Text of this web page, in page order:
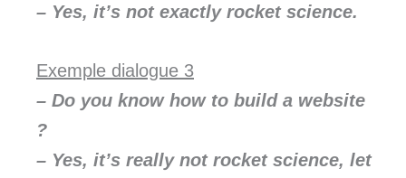
– Yes, it’s not exactly rocket science.
Exemple dialogue 3
– Do you know how to build a website
?
– Yes, it’s really not rocket science, let